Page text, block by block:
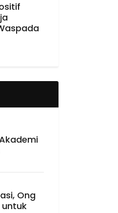
Ong
untuk